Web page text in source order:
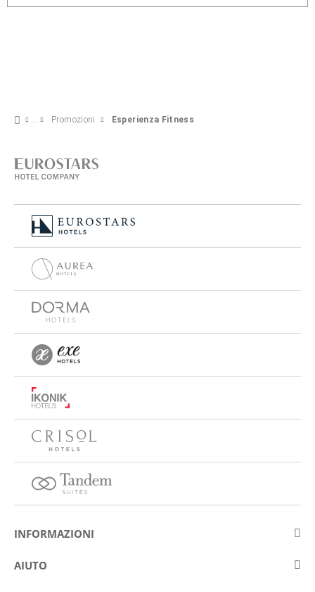
Promozioni Esperienza Fitness
INFORMAZIONI
Su Eurostars Hotel Company
AIUTO